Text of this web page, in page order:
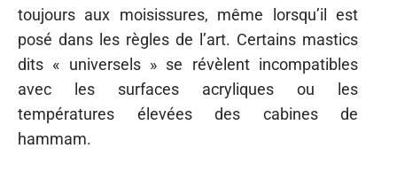
toujours aux moisissures, même lorsqu’il est
posé dans les règles de l’art. Certains mastics
dits « universels » se révèlent incompatibles
avec les surfaces acryliques ou les
températures élevées des cabines de
hammam.